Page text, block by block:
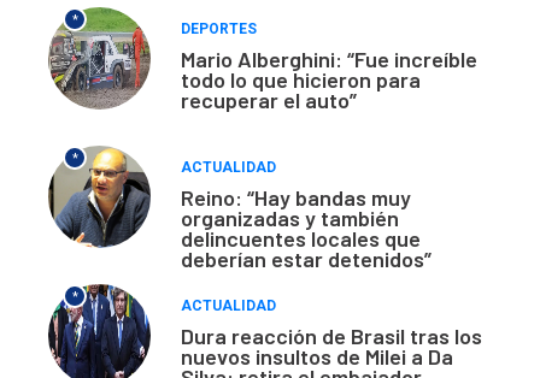
*
DEPORTES
Mario Alberghini: “Fue increíble
todo lo que hicieron para
recuperar el auto”
*
ACTUALIDAD
Reino: “Hay bandas muy
organizadas y también
delincuentes locales que
deberían estar detenidos”
*
ACTUALIDAD
Dura reacción de Brasil tras los
nuevos insultos de Milei a Da